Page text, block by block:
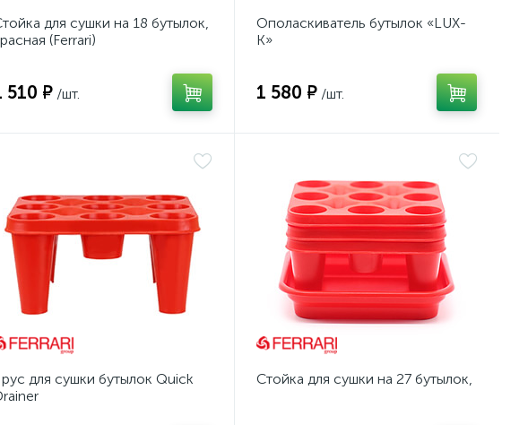
для сушки на 18 бутылок,
(Ferrari)
510 ₽ /шт.
Ополаскиватель бутылок «LUX-
K»
1 580 ₽ /шт.
для сушки бутылок Quick
Стойка для сушки на 27 бутылок,